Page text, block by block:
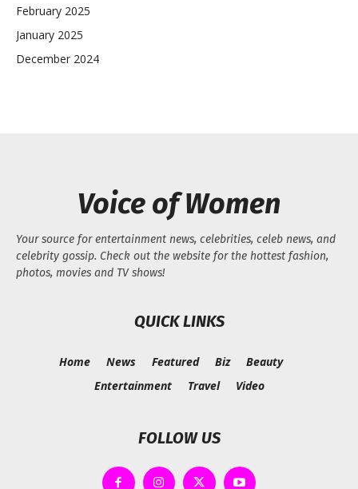
February 2025
January 2025
December 2024
Voice of Women
Your source for entertainment news, celebrities, celeb news, and
celebrity gossip. Check out the website for the hottest fashion,
photos, movies and TV shows!
QUICK LINKS
Home News Featured Biz
Beauty
Entertainment
Travel Video
FOLLOW US